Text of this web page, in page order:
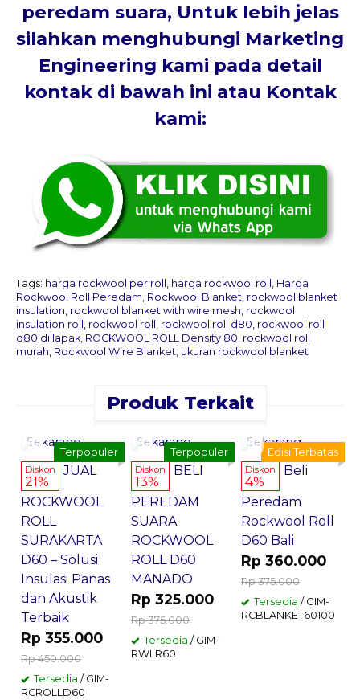
peredam suara, Untuk lebih jelas
silahkan menghubungi Marketing
Engineering kami pada detail
kontak di bawah ini atau Kontak
kami:
Tags: harga rockwool per roll , harga rockwool roll , Harga
Rockwool Roll Peredam, Rockwool Blanket, rockwool blanket
insulation, rockwool blanket with wire mesh, rockwool
insulation roll , rockwool roll , rockwool roll d80, rockwool roll
d80 di lapak, ROCKWOOL ROLL Density 80, rockwool roll
murah, Rockwool Wire Blanket, ukuran rockwool blanket
Produk Terkait
Sekarang
Terpopuler
Diskon
21%
JUAL
ROCKWOOL
ROLL
SURAKARTA
D60 – Solusi
Insulasi Panas
dan Akustik
Terbaik
Rp 355.000
Rp 450.000
Tersedia / GIM-
RCROLLD60
Sekarang
Terpopuler
Diskon
13%
BELI
PEREDAM
SUARA
ROCKWOOL
ROLL D60
MANADO
Rp 325.000
Rp 375.000
Tersedia / GIM-
RWLR60
Sekarang
Edisi Terbatas
Diskon
4%
Beli
Peredam
Rockwool Roll
D60 Bali
Rp 360.000
Rp 375.000
Tersedia / GIM-
RCBLANKET60100